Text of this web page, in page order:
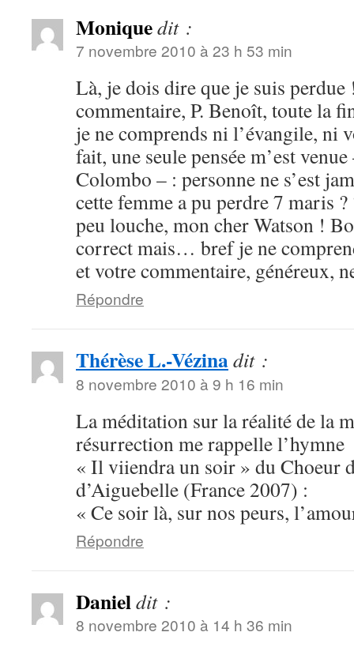
Moniquedit :
7 novembre 2010 à 23 h 53 min
Là, je dois dire que je suis perdue
commentaire, P. Benoît, toute la
je ne comprends ni l’évangile, ni
fait, une seule pensée m’est
Colombo – : personne ne s’est
cette femme a pu perdre 7 maris
peu louche, mon cher Watson !
correct mais… bref je ne
et votre commentaire, généreux,
Répondre
Thérèse L.-Vézinadit :
8 novembre 2010 à 9 h 16 min
La méditation sur la réalité de la
résurrection me rappelle l’hymne
« Il viiendra un soir » du Choeur
d’Aiguebelle (France 2007) :
« Ce soir là, sur nos peurs,
Répondre
Danieldit :
8 novembre 2010 à 14 h 36 min